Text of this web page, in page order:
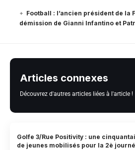
Football : l’ancien président de la
démission de Gianni Infantino et
Articles connexes
Découvrez d'autres articles liées à l'article !
Golfe 3/Rue Positivity : une
de jeunes mobilisés pour la 2è